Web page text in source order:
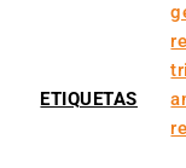
ETIQUETAS